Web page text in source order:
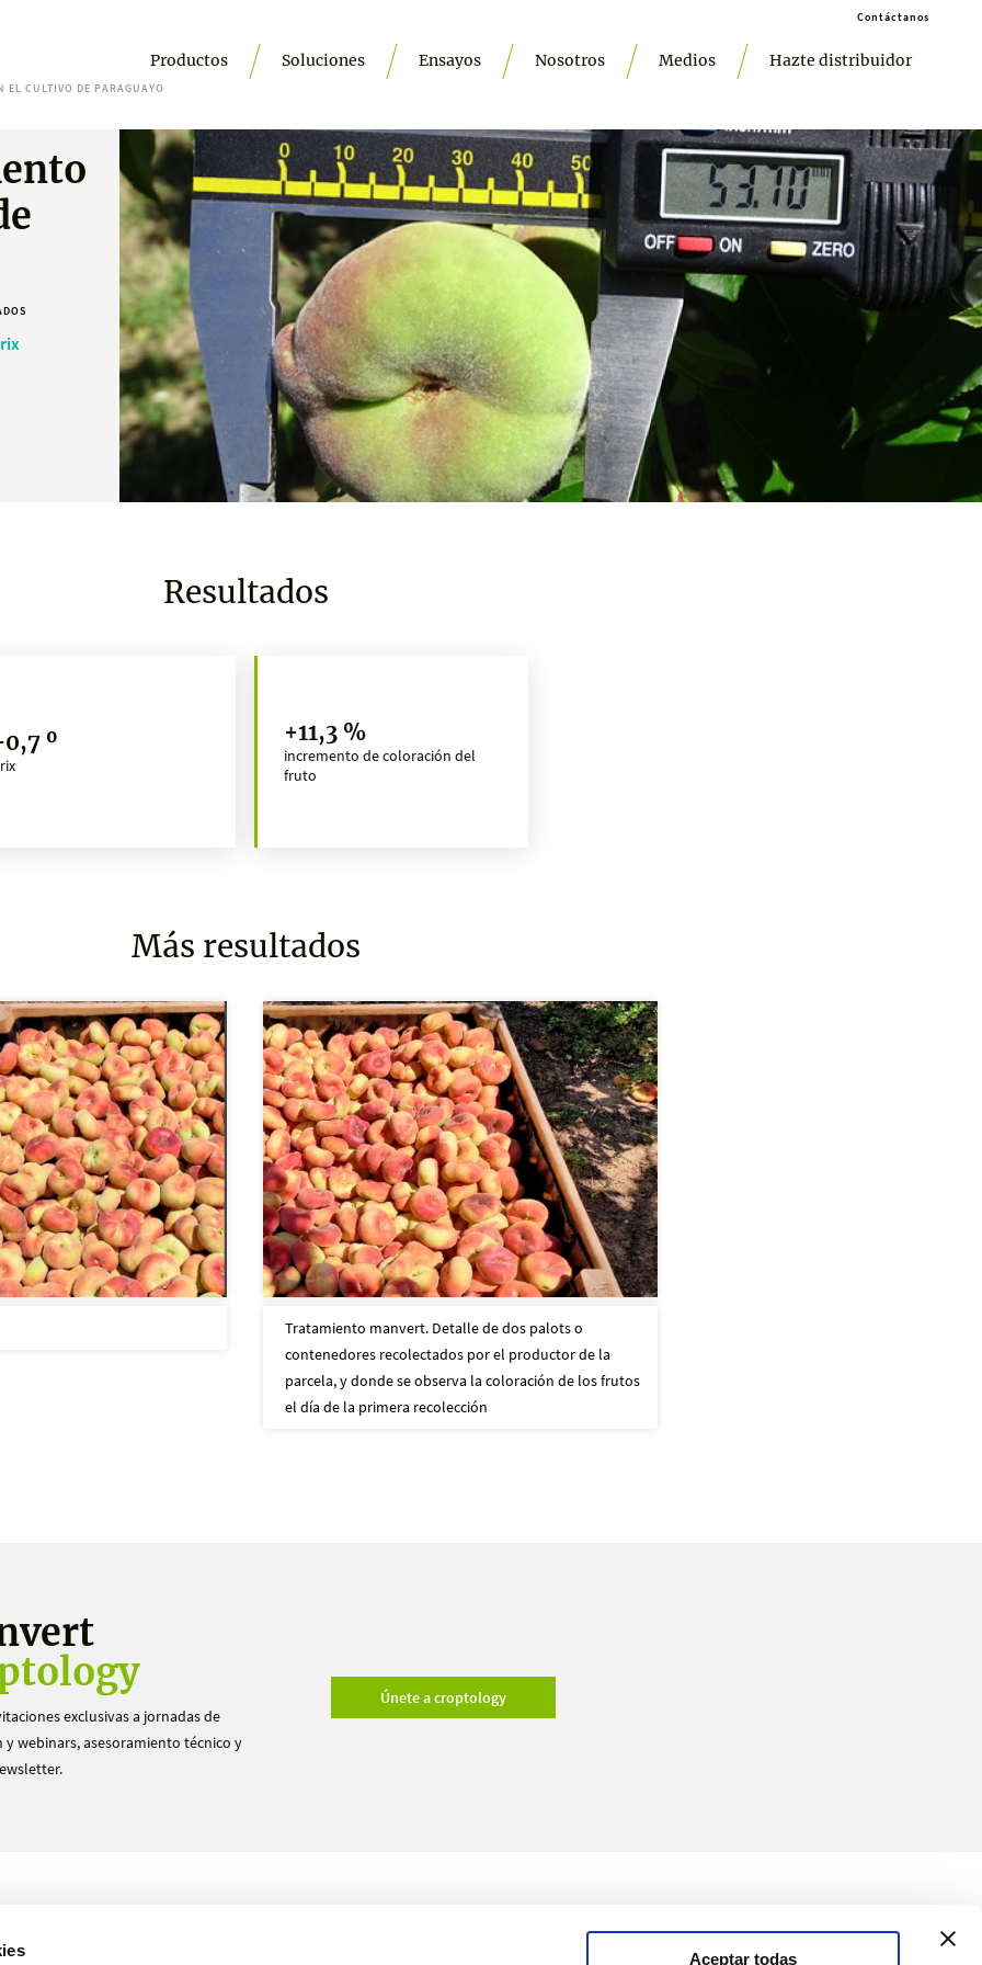
Aceptar todas
Contáctanos
Productos Soluciones Ensayos Nosotros Medios Hazte distribuidor
EL CULTIVO DE PARAGUAYO
Resultados
º +11,3 %
incremento de coloración del
fruto
Más resultados
Tratamiento manvert. Detalle de dos palots o
contenedores recolectados por el productor de la
parcela, y donde se observa la coloración de los frutos
el día de la primera recolección
exclusivas a jornadas de
webinars, asesoramiento técnico y
Únete a croptology